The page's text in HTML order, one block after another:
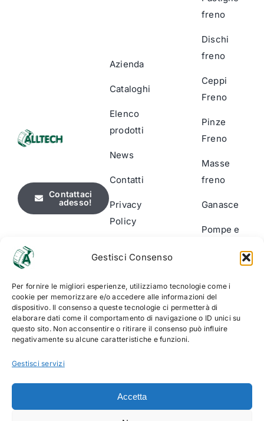
Gestisci Consenso
Per fornire le migliori esperienze, utilizziamo tecnologie come i
cookie per memorizzare e/o accedere alle informazioni del
dispositivo. Il consenso a queste tecnologie ci permetterà di
elaborare dati come il comportamento di navigazione o ID unici su
questo sito. Non acconsentire o ritirare il consenso può influire
negativamente su alcune caratteristiche e funzioni.
Gestisci servizi
Accetta
Contattaci
adesso!
Azienda
Cataloghi
Elenco
prodotti
News
Contatti
Privacy
Policy
Policy
freno
Dischi
freno
Ceppi
Freno
Pinze
Freno
Masse
freno
Ganasce
Pompe e
usura
Accessori
& Kit di